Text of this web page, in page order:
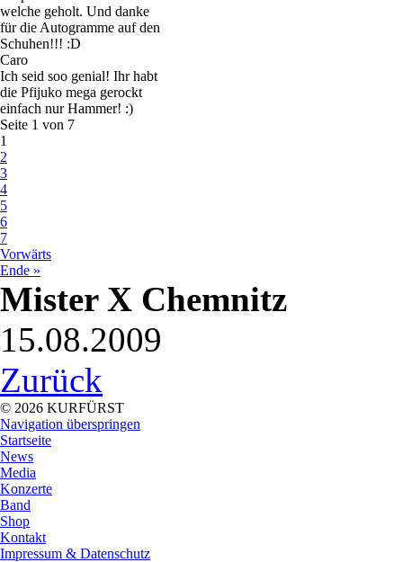
welche geholt. Und danke
für die Autogramme auf den
Schuhen!!! :D
Caro
Ich seid soo genial! Ihr habt
die Pfijuko mega gerockt
einfach nur Hammer! :)
Seite 1 von 7
1
2
3
4
5
6
7
Vorwärts
Ende »
Mister X Chemnitz
15.08.2009
Zurück
© 2026 KURFÜRST
Navigation überspringen
Startseite
News
Media
Konzerte
Band
Shop
Kontakt
Impressum & Datenschutz